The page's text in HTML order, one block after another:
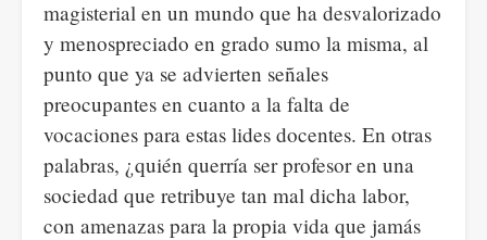
magisterial en un mundo que ha desvalorizado
y menospreciado en grado sumo la misma, al
punto que ya se advierten señales
preocupantes en cuanto a la falta de
vocaciones para estas lides docentes. En otras
palabras, ¿quién querría ser profesor en una
sociedad que retribuye tan mal dicha labor,
con amenazas para la propia vida que jamás